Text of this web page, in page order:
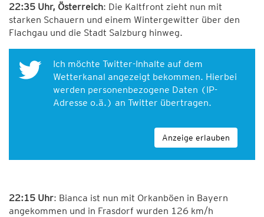
22:35 Uhr, Österreich: Die Kaltfront zieht nun mit
starken Schauern und einem Wintergewitter über den
Flachgau und die Stadt Salzburg hinweg.
Ich möchte Twitter-Inhalte auf dem
Wetterkanal angezeigt bekommen. Hierbei
werden personenbezogene Daten (IP-
Adresse o.ä.) an Twitter übertragen.
Anzeige erlauben
22:15 Uhr: Bianca ist nun mit Orkanböen in Bayern
angekommen und in Frasdorf wurden 126 km/h